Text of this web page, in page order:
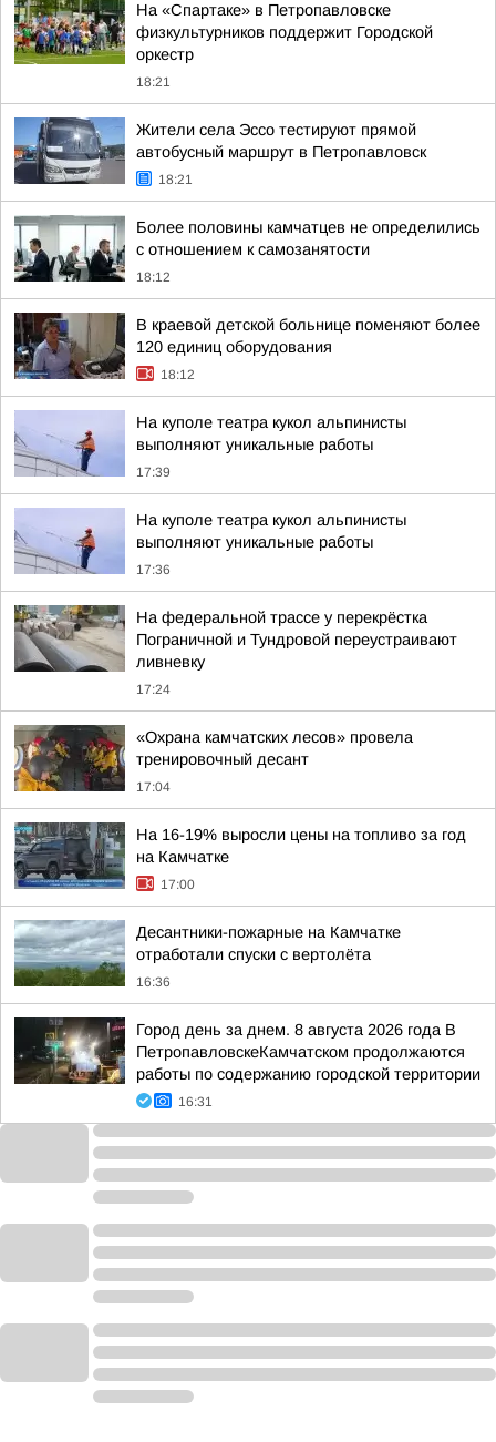
На «Спартаке» в Петропавловске
физкультурников поддержит Городской
оркестр
18:21
Жители села Эссо тестируют прямой
автобусный маршрут в Петропавловск
18:21
Более половины камчатцев не определились
с отношением к самозанятости
18:12
В краевой детской больнице поменяют более
120 единиц оборудования
18:12
На куполе театра кукол альпинисты
выполняют уникальные работы
17:39
На куполе театра кукол альпинисты
выполняют уникальные работы
17:36
На федеральной трассе у перекрёстка
Пограничной и Тундровой переустраивают
ливневку
17:24
«Охрана камчатских лесов» провела
тренировочный десант
17:04
На 16-19% выросли цены на топливо за год
на Камчатке
17:00
Десантники-пожарные на Камчатке
отработали спуски с вертолёта
16:36
Город день за днем. 8 августа 2026 года В
ПетропавловскеКамчатском продолжаются
работы по содержанию городской территории
16:31